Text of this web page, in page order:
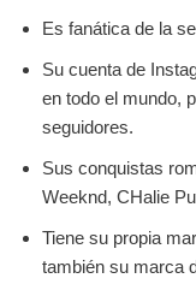
Es fanática de la
Su cuenta de
en todo el mundo,
seguidores.
Sus conquistas
Weeknd, CHalie
Tiene su propia
también su marca